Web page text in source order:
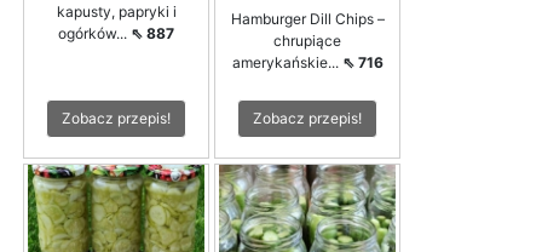
kapusty, papryki i
ogórków... ⇖ 887
Zobacz przepis!
Hamburger Dill Chips –
chrupiące
amerykańskie... ⇖ 716
Zobacz przepis!